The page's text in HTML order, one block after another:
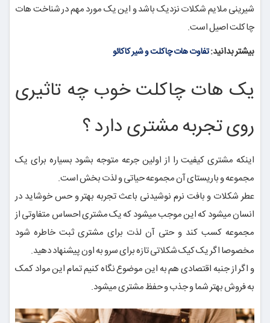
شیرینی ملایم شکلات نزدیک باشد و این یک مورد مهم در شناخت هات
چاکلت اصیل است.
بیشتر بدانید:تفاوت هات چاکلت و شیر کاکائو
یک هات چاکلت خوب چه تاثیری
روی تجربه مشتری دارد ؟
اینکه مشتری کیفیت را از اولین جرعه متوجه بشود بسیاره برای یک
مجموعه و باریستای آن مجموعه حیاتی و لذت بخش است.
عطر شکلات و بافت نرم نوشیدنی باعث تجربه بهتر و حس خوشاید در
انسان میشود که این موجب میشود که یک مشتری احساس متفاوتی از
مجموعه کسب کند و حتی آن لذت برای مشتری ثبت خاطره شود
مخصوصا اگر یک کیک شکلاتی تازه برای سرو به اون پیشنهاد دهید.
و اگر از جنبه اقتصادی هم به این موضوع نگاه کنیم تمام این مواد کمک
به فروش بهتر شما و جذب و حفظ مشتری میشود.